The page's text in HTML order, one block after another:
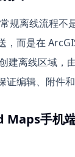
规离线流程不
，而是在
建离线区域，
证编辑、附件
Maps手机